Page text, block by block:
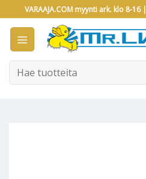
to
content
VARAAJA.COM myynti ark. klo 8-16 |
Etsi: